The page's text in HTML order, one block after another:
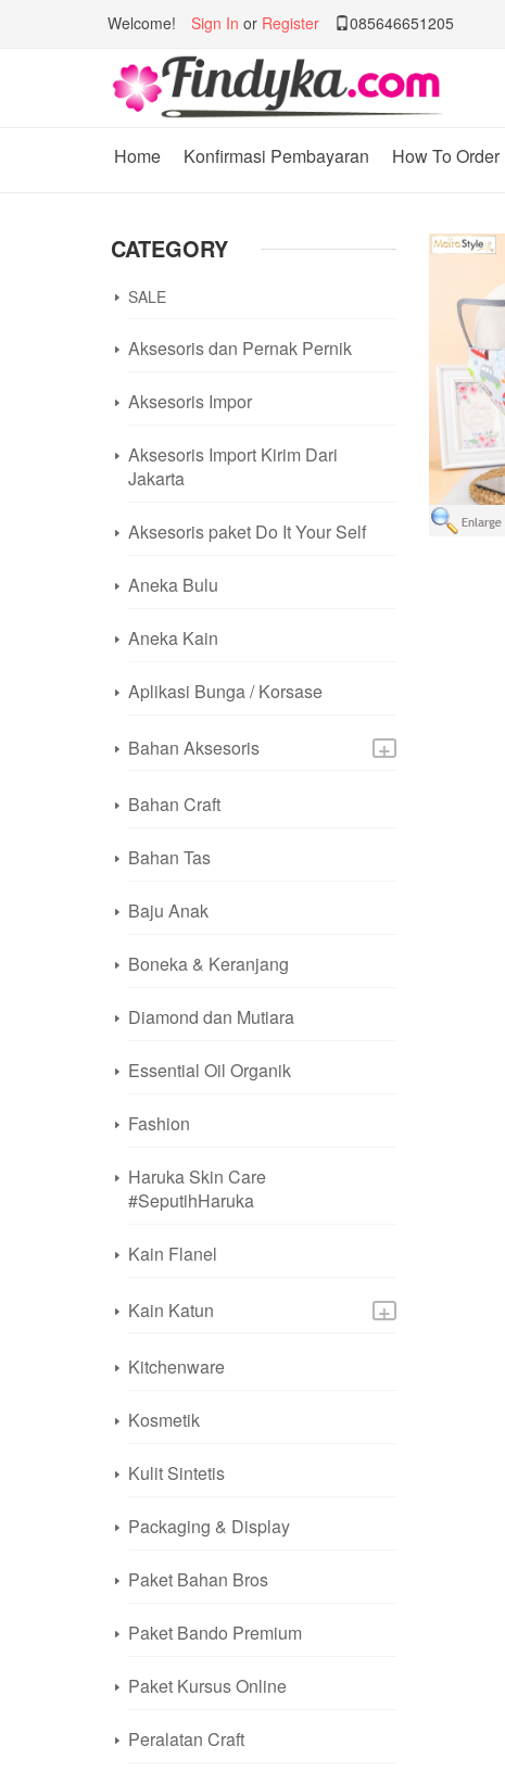
Welcome! Sign In or Register
085646651205
Home Konfirmasi Pembayaran How To Order
CATEGORY
SALE
Aksesoris dan Pernak Pernik
Aksesoris Impor
Aksesoris Import Kirim Dari
Jakarta
Aksesoris paket Do It Your Self
Aneka Bulu
Aneka Kain
Aplikasi Bunga / Korsase
+
Bahan Aksesoris
Bahan Craft
Bahan Tas
Baju Anak
Boneka & Keranjang
Diamond dan Mutiara
Essential Oil Organik
Fashion
Haruka Skin Care
#SeputihHaruka
Kain Flanel
+
Kain Katun
Kitchenware
Kosmetik
Kulit Sintetis
Packaging & Display
Paket Bahan Bros
Paket Bando Premium
Paket Kursus Online
Peralatan Craft